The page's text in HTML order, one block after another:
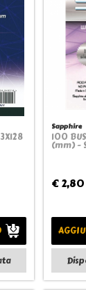
Sapphire
100
(mm) -
€ 2,80